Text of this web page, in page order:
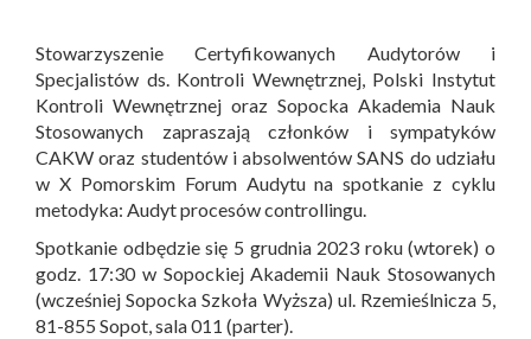
Stowarzyszenie Certyfikowanych Audytorów i
Specjalistów ds. Kontroli Wewnętrznej, Polski Instytut
Kontroli Wewnętrznej oraz Sopocka Akademia Nauk
Stosowanych zapraszają członków i sympatyków
CAKW oraz studentów i absolwentów SANS do udziału
w X Pomorskim Forum Audytu na spotkanie z cyklu
metodyka: Audyt procesów controllingu.
Spotkanie odbędzie się 5 grudnia 2023 roku (wtorek) o
godz. 17:30 w Sopockiej Akademii Nauk Stosowanych
(wcześniej Sopocka Szkoła Wyższa) ul. Rzemieślnicza 5,
81-855 Sopot, sala 011 (parter).